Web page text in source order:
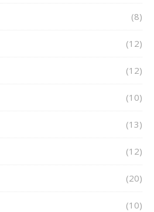
(8)
(12)
(12)
(10)
(13)
(12)
(20)
(10)